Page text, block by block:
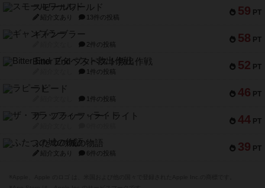
59 PT
スモールワールド
紹介文あり 13件の投稿
58 PT
ギャンブラー
2件の投稿
52 PT
Bitter End ブタペスト救出作戦
1件の投稿
46 PT
ラピード
1件の投稿
44 PT
ザ・フラッフィー・ライト
39 PT
ふたつの城の物語
紹介文あり 6件の投稿